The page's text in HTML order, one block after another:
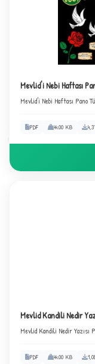
Mevlid'i Nebi Haftası
Mevlid'i Nebi Haftası Pano
PDF 44.00 KB
Mevlid Kandili Nedir
Mevlid Kandili Nedir
PDF 44.00 KB